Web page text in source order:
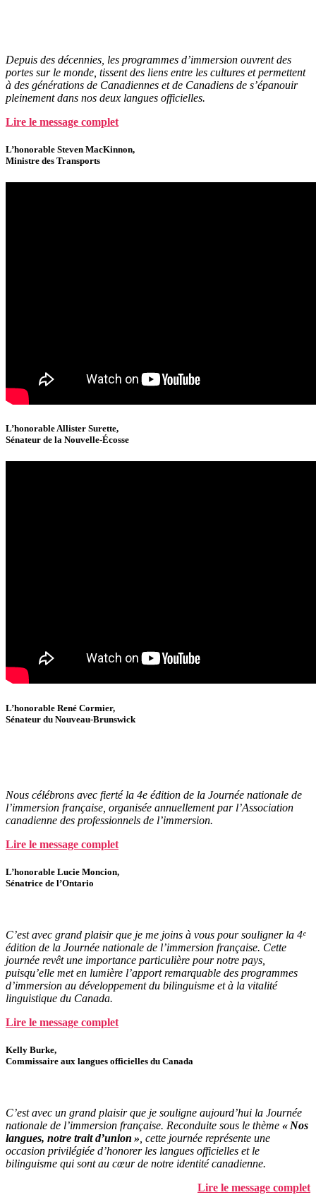
Depuis des décennies, les programmes d’immersion ouvrent des
portes sur le monde, tissent des liens entre les cultures et permettent
à des générations de Canadiennes etde Canadiens de s’épanouir
pleinement dans nos deux langues officielles.
Lire le message complet
L’honorable Steven MacKinnon,
Ministre des Transports
L’honorable Allister Surette,
Sénateur de la Nouvelle-Écosse
L’honorable René Cormier,
Sénateur du Nouveau-Brunswick
Nous célébrons avec fierté la 4e édition de la Journée nationale de
l’immersion française organisée annuellementpar l’Association
canadienne des professionnels de l’immersion.
Lire le message complet
L’honorable Lucie Moncion,
Sénatrice de l’Ontario
C’est avec grand plaisir que je me joins à vous pour souligner la 4ᵉ
édition de la Journée nationale de l’immersion française. Cette
journée revêt une importance particulière pour notre pays,
puisqu’elle met en lumière l’apport remarquable des programmes
d’immersion au développement du bilinguisme et à la vitalité
linguistique du Canada.
Lire le message complet
Kelly Burke,
Commissaire aux langues officielles du Canada
C’est avec un grand plaisirque je souligne aujourd’hui la Journée
nationale de l’immersion française. Reconduite sous le thème «Nos
langues, notre trait d’union », cette journée représente une
occasion privilégiée d’honorer les langues officielles et le
bilinguisme qui sont au cœur de notre identité canadienne.
Lire le message complet